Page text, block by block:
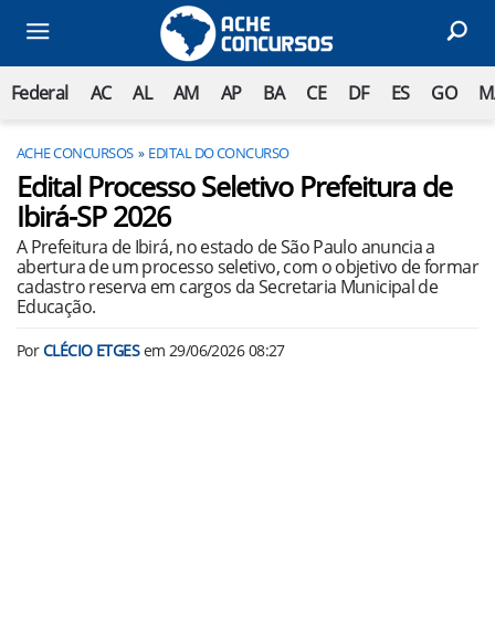
Federal AC AL AM AP BA CE DF ES GO
ACHE CONCURSOS EDITAL DO CONCURSO
Edital Processo Seletivo Prefeitura de
Ibirá-SP 2026
A Prefeitura de Ibirá, no estado de São Paulo anuncia a
abertura de um processo seletivo, com o objetivo de formar
cadastro reserva em cargos da Secretaria Municipal de
Educação.
PorCLÉCIO ETGESem 29/06/2026 08:27